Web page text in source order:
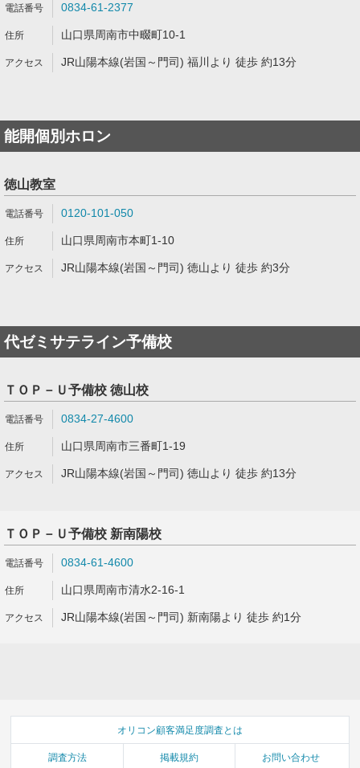
0834-61-2377
山口県周南市中畷町10-1
JR山陽本線(岩国～門司) 福川より 徒歩 約13分
能開個別ホロン
徳山教室
0120-101-050
山口県周南市本町1-10
JR山陽本線(岩国～門司) 徳山より 徒歩 約3分
代ゼミサテライン予備校
ＴＯＰ－Ｕ予備校 徳山校
0834-27-4600
山口県周南市三番町1-19
JR山陽本線(岩国～門司) 徳山より 徒歩 約13分
ＴＯＰ－Ｕ予備校 新南陽校
0834-61-4600
山口県周南市清水2-16-1
JR山陽本線(岩国～門司) 新南陽より 徒歩 約1分
オリコン顧客満足度調査とは
調査方法 掲載規約 お問い合わせ